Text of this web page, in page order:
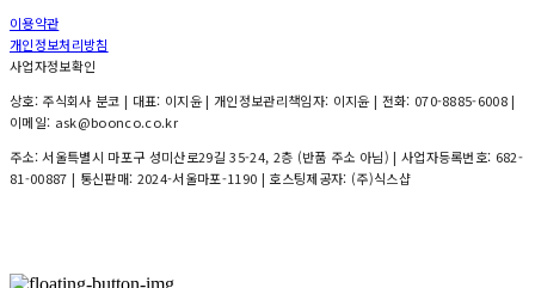
이용약관
개인정보처리방침
사업자정보확인
상호: 주식회사 분코 | 대표: 이지윤 | 개인정보관리책임자: 이지윤 | 전화: 070-8885-6008 |
이메일: ask@boonco.co.kr
주소: 서울특별시 마포구 성미산로29길 35-24, 2층 (반품 주소 아님) | 사업자등록번호: 682-
81-00887 | 통신판매: 2024-서울마포-1190 | 호스팅제공자: (주)식스샵